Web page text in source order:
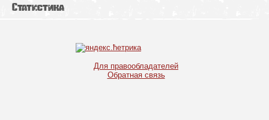
испробовал?
30.07.2026 00:43
Статистика
Для правообладателей
Обратная связь